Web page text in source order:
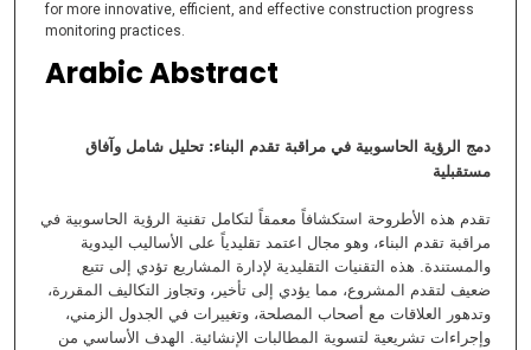
for more innovative, efficient, and effective construction progress
monitoring practices.
Arabic Abstract
دمج الرؤية الحاسوبية في مراقبة تقدم البناء: تحليل شامل وآفاق
مستقبلية
تقدم هذه الأطروحة استكشافاً معمقاً لتكامل تقنية الرؤية الحاسوبية في
مراقبة تقدم البناء، وهو مجال اعتمد تقليدياً على الأساليب اليدوية
والمستندة. هذه التقنيات التقليدية لإدارة المشاريع تؤدي إلى تتبع
ضعيف لتقدم المشروع، مما يؤدي إلى تأخير، وتجاوز التكاليف المقررة،
وتدهور العلاقات مع أصحاب المصلحة، وتغييرات في الجدول الزمني،
وإجراءات تشريعية لتسوية المطالبات الإنشائية. الهدف الأساسي من